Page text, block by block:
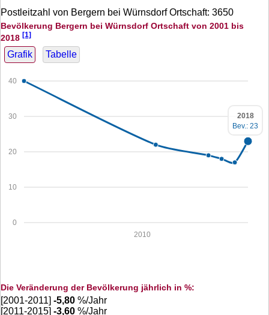
Postleitzahl von Bergern bei Würnsdorf Ortschaft: 3650
Bevölkerung Bergern bei Würnsdorf Ortschaft von 2001 bis
2018 [1]
Grafik Tabelle
0
10
20
30
40
2010
2018
Bev.: 23
Die Veränderung der Bevölkerung jährlich in %:
[2001-2011] -5,80 %/Jahr
[2011-2015] -3,60 %/Jahr